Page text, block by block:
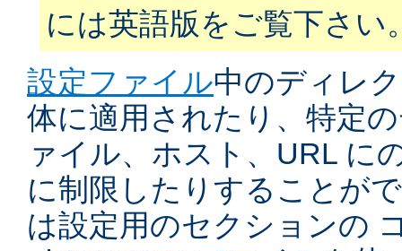
には英語版をご覧下さい
設定ファイル中のディレ
体に適用されたり、特定
ァイル、ホスト、URL に
に制限したりすることが
は設定用のセクションの